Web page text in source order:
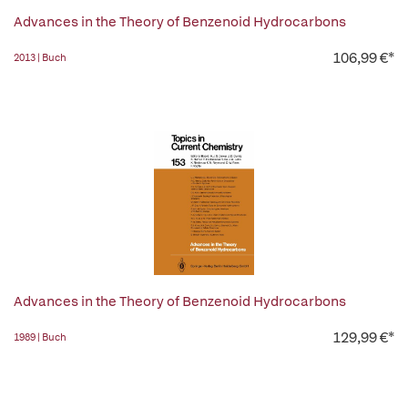
Advances in the Theory of Benzenoid Hydrocarbons
2013 | Buch 106,99 €*
Advances in the Theory of Benzenoid Hydrocarbons
1989 | Buch 129,99 €*